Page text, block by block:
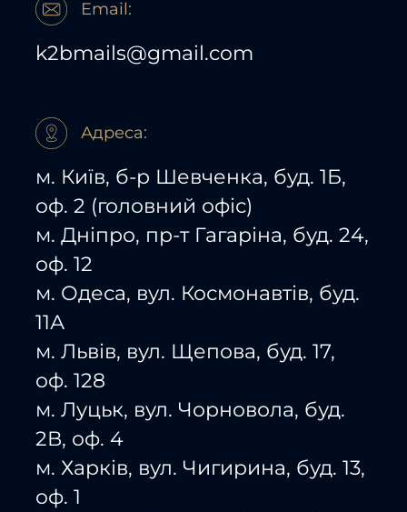
Email:
k2bmails@gmail.com
Адреса:
м. Київ, б-р Шевченка, буд. 1Б,
оф. 2 (головний офіс)
м. Дніпро, пр-т Гагаріна, буд. 24,
оф. 12
м. Одеса, вул. Космонавтів, буд.
11А
м. Львів, вул. Щепова, буд. 17,
оф. 128
м. Луцьк, вул. Чорновола, буд.
2В, оф. 4
м. Харків, вул. Чигирина, буд. 13,
оф. 1